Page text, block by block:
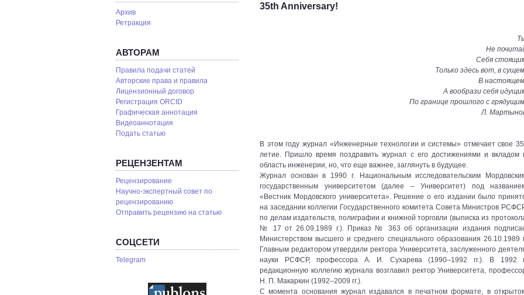
Архив
Ретракция
АВТОРАМ
Правила подачи статей
Авторские права и правила
Лицензионный договор
Регистрация ORCID
Графическая аннотация
Видеоаннотация
Подать статью
РЕЦЕНЗЕНТАМ
Рецензирование
Научно-экспертный совет по
рецензированию
Отправить рецензию на статью
СОЦСЕТИ
Telegram
35th Anniversary!
Не
Себя
Только здесь вот, в
В
А вообрази себя
По границе прошлого с
Л.
В этом году журнал «Инженерные технологии и системы» отмечает свое
летие. Пришло время поздравить журнал с его достижениями и вкладом
область инженерии, но, что еще важнее, заглянуть в будущее.
Журнал основан в 1990 г. Национальным исследовательским
государственным университетом (далее – Университет) под
«Вестник Мордовского университета». Решение о его издании было
на заседании коллегии Государственного комитета Совета Министров
по делам издательств, полиграфии и книжной торговли (выписка из
№ 17 от 26.09.1989 г.). Приказ № 363 об организации издания
Министерством высшего и среднего специального образования 26.10.1989
Главным редактором утвердили ректора Университета, заслуженного
науки РСФСР, профессора А. И. Сухарева (1990–1992 гг.). В 1992
редакционную коллегию журнала возглавил ректор Университета,
Н. П. Макаркин (1992–2009 гг.).
С момента основания журнал издавался в печатном формате, в